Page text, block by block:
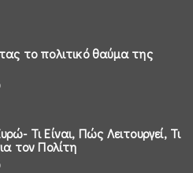
το πολιτικό θαύμα της
Τι Είναι, Πώς Λειτουργεί, Τι
τον Πολίτη